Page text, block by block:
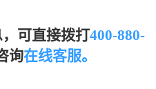
可直接拨打400-880-
询在线客服。